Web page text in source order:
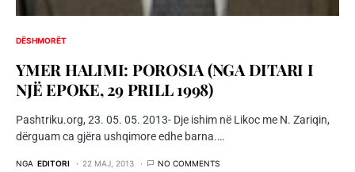
DËSHMORËT
YMER HALIMI: POROSIA (NGA DITARI I
NJË EPOKE, 29 PRILL 1998)
Pashtriku.org, 23. 05. 05. 2013- Dje ishim në Likoc me N. Zariqin,
dërguam ca gjëra ushqimore edhe barna.…
NGA EDITORI 22 MAJ, 2013 NO COMMENTS